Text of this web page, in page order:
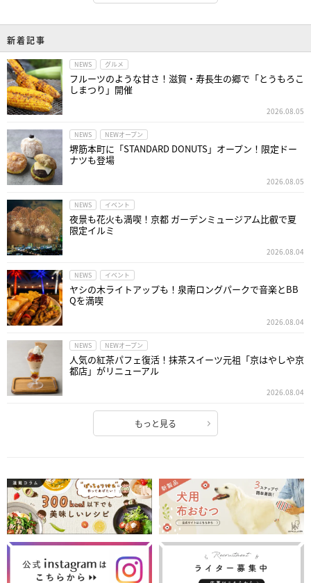
新着記事
NEWS グルメ
フルーツのような甘さ！滋賀・寿長生の郷で「とうもろこ
しまつり」開催
2026.08.05
NEWS NEWオープン
堺筋本町に「STANDARD DONUTS」オープン！限定ドー
ナツも登場
2026.08.05
NEWS イベント
夜景も花火も満喫！京都 ガーデンミュージアム比叡で夏
限定イルミ
2026.08.04
NEWS イベント
ヤシの木ライトアップも！泉南ロングパークで音楽とBB
Qを満喫
2026.08.04
NEWS NEWオープン
人気の紅茶パフェ復活！抹茶スイーツ元祖「京はやしや京
都店」がリニューアル
2026.08.04
もっと見る